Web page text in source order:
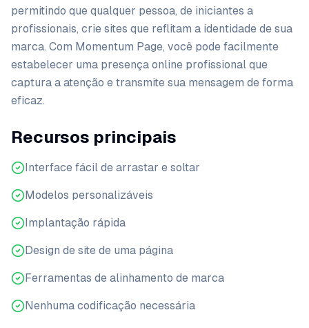
permitindo que qualquer pessoa, de iniciantes a
profissionais, crie sites que reflitam a identidade de sua
marca. Com Momentum Page, você pode facilmente
estabelecer uma presença online profissional que
captura a atenção e transmite sua mensagem de forma
eficaz.
Recursos principais
Interface fácil de arrastar e soltar
Modelos personalizáveis
Implantação rápida
Design de site de uma página
Ferramentas de alinhamento de marca
Nenhuma codificação necessária